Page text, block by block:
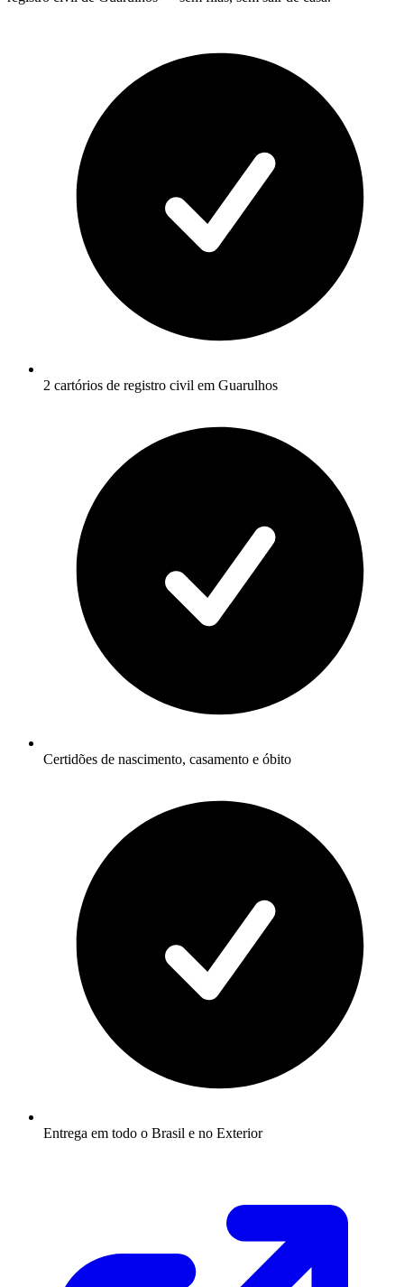
2 cartórios de registro civil em Guarulhos
Certidões de nascimento, casamento e óbito
Entrega em todo o Brasil e no Exterior